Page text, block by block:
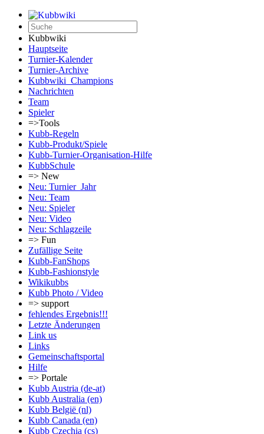
Kubbwiki
Hauptseite
Turnier-Kalender
Turnier-Archive
Kubbwiki_Champions
Nachrichten
Team
Spieler
=>Tools
Kubb-Regeln
Kubb-Produkt/Spiele
Kubb-Turnier-Organisation-Hilfe
KubbSchule
=> New
Neu: Turnier_Jahr
Neu: Team
Neu: Spieler
Neu: Video
Neu: Schlagzeile
=> Fun
Zufällige Seite
Kubb-FanShops
Kubb-Fashionstyle
Wikikubbs
Kubb Photo / Video
=> support
fehlendes Ergebnis!!!
Letzte Änderungen
Link us
Links
Gemeinschafts­portal
Hilfe
=> Portale
Kubb Austria (de-at)
Kubb Australia (en)
Kubb België (nl)
Kubb Canada (en)
Kubb Czechia (cs)